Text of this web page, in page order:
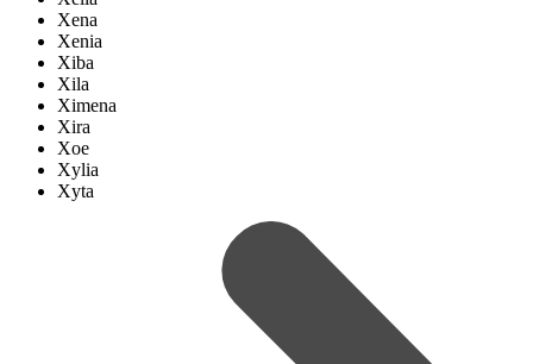
Xena
Xenia
Xiba
Xila
Ximena
Xira
Xoe
Xylia
Xyta